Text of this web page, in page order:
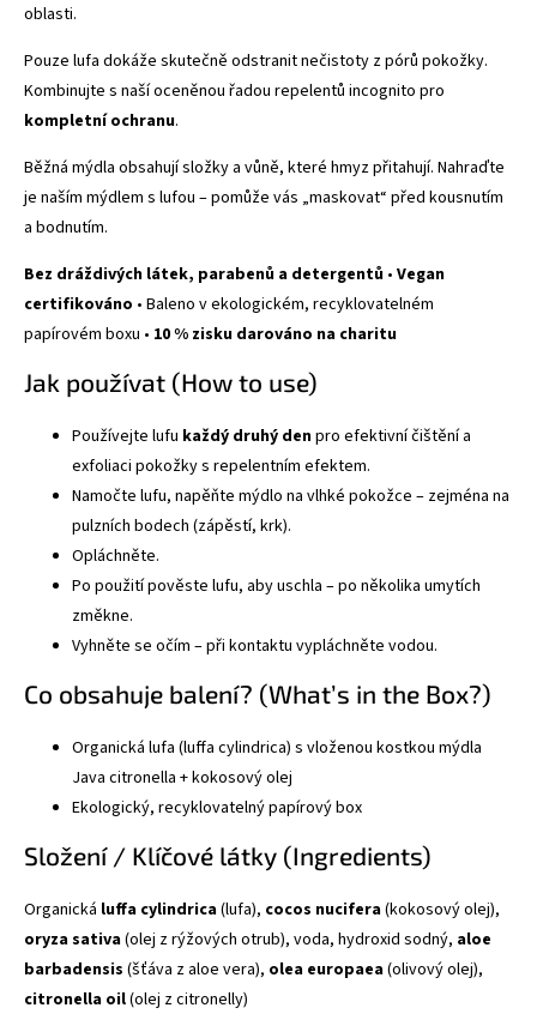
oblasti.
Pouze lufa dokáže skutečně odstranit nečistoty z pórů pokožky.
Kombinujte s naší oceněnou řadou repelentů incognito pro
kompletní ochranu.
Běžná mýdla obsahují složky a vůně, které hmyz přitahují. Nahraďte
je naším mýdlem s lufou – pomůže vás „maskovat“ před kousnutím
a bodnutím.
Bez dráždivých látek, parabenů a detergentů • Vegan
certifikováno • Baleno v ekologickém, recyklovatelném
papírovém boxu • 10 % zisku darováno na charitu
Jak používat (How to use)
Používejte lufu každý druhý denpro efektivní čištění a
exfoliaci pokožky s repelentním efektem.
Namočte lufu, napěňte mýdlo na vlhké pokožce – zejména na
pulzních bodech (zápěstí, krk).
Opláchněte.
Po použití pověste lufu, aby uschla – po několika umytích
změkne.
Vyhněte se očím – při kontaktu vypláchněte vodou.
Co obsahuje balení? (What’s in the Box?)
Organická lufa (luffa cylindrica) s vloženou kostkou mýdla
Java citronella + kokosový olej
Ekologický, recyklovatelný papírový box
Složení / Klíčové látky (Ingredients)
Organická luffa cylindrica(lufa), cocos nucifera(kokosový olej),
oryza sativa(olej z rýžových otrub), voda, hydroxid sodný, aloe
barbadensis (šťáva z aloe vera), olea europaea(olivový olej),
citronella oil(olej z citronelly)